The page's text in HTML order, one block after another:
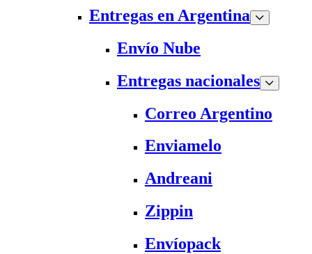
Entregas en Argentina
Envío Nube
Entregas nacionales
Correo Argentino
Enviamelo
Andreani
Zippin
Envíopack